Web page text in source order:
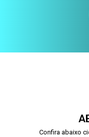
Confira abaixo